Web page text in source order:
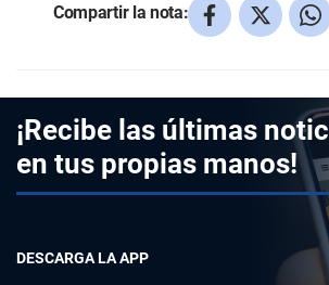
Compartir la nota:
¡Recibe las últimas
en tus propias manos!
DESCARGA LA APP